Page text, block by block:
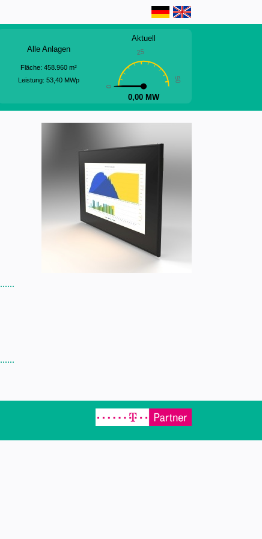
Alle Anlagen
Fläche: 458.960m²
Leistung: 53,40MWp
Aktuell
0
25
50
0,00 MW